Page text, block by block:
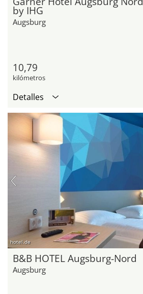
by IHG
Augsburg
10,79
kilómetros
Detalles
hotel.de
B&B HOTEL Augsburg-Nord
Augsburg